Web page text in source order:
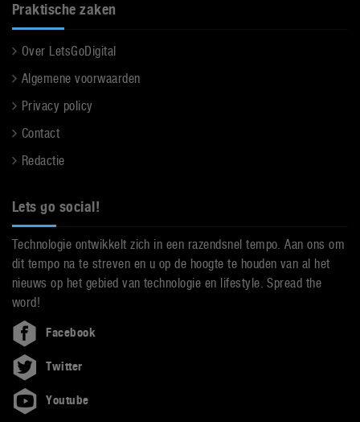
Praktische zaken
Over LetsGoDigital
Algemene voorwaarden
Privacy policy
Contact
Redactie
Lets go social!
Technologie ontwikkelt zich in een razendsnel tempo. Aan ons om
dit tempo na te streven en u op de hoogte te houden van al het
nieuws op het gebied van technologie en lifestyle. Spread the
word!
Facebook
Twitter
Youtube